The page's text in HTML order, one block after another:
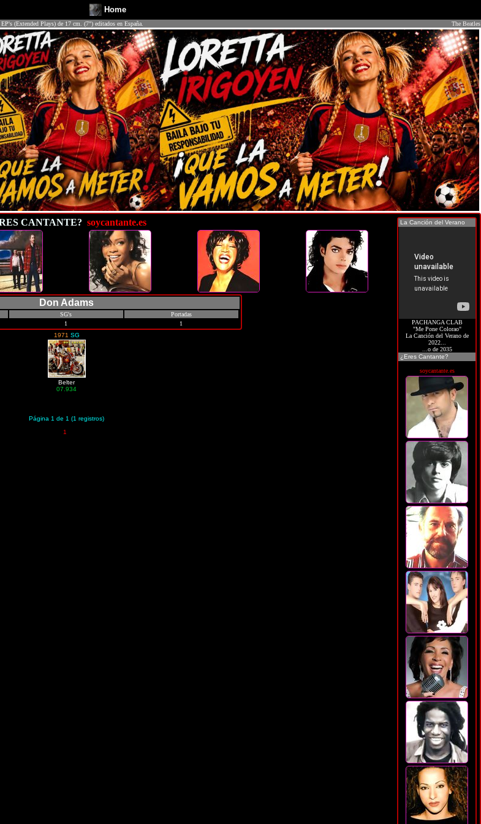
Home
(Extended Plays) de 17 cm. (7") editados en España. The Beatles
CANTANTE? soycantante.es
Don Adams
SG's
Portadas
1
1
1971 SG
Belter
07.934
Página 1 de 1 (1 registros)
1
La Canción del Verano
PACHANGA CLAB
"Me Pone Colorao"
La Canción del Verano de
2022...
...o de 2035
¿Eres Cantante?
soycantante.es